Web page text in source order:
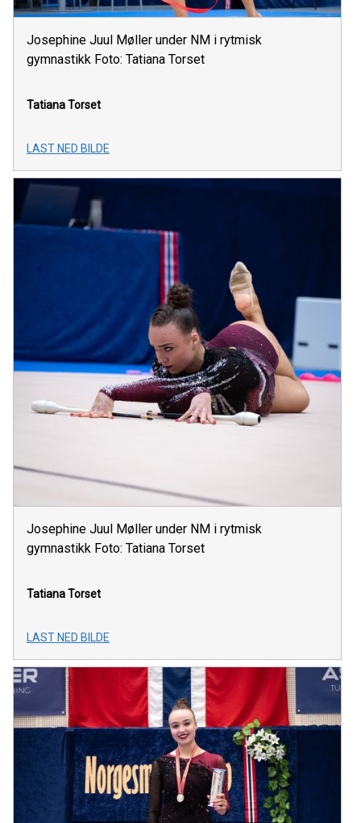
Josephine Juul Møller under NM i rytmisk
gymnastikk Foto: Tatiana Torset
Tatiana Torset
LAST NED BILDE
Josephine Juul Møller under NM i rytmisk
gymnastikk Foto: Tatiana Torset
Tatiana Torset
LAST NED BILDE